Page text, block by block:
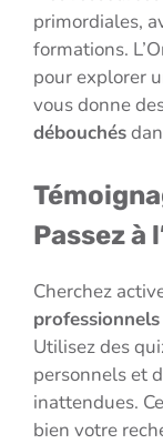
primordiales,
formations.
pour explorer
vous donne
débouchés
Passez à
Cherchez
professionnels
Utilisez des
personnels et
inattendues.
bien votre